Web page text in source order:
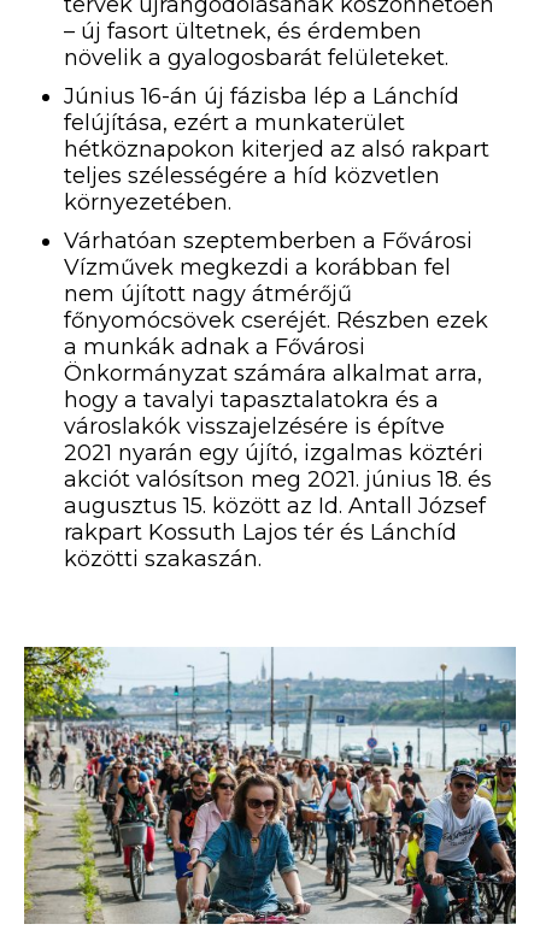
– új fasort ültetnek, és érdemben
növelik a gyalogosbarát felületeket.
Június 16-án új fázisba lép a Lánchíd
felújítása, ezért a munkaterület
hétköznapokon kiterjed az alsó rakpart
teljes szélességére a híd közvetlen
környezetében.
Várhatóan szeptemberben a Fővárosi
Vízművek megkezdi a korábban fel
nem újított nagy átmérőjű
főnyomócsövek cseréjét. Részben ezek
a munkák adnak a Fővárosi
Önkormányzat számára alkalmat arra,
hogy a tavalyi tapasztalatokra és a
városlakók visszajelzésére is építve
2021 nyarán egy újító, izgalmas köztéri
akciót valósítson meg 2021. június 18. és
augusztus 15. között az Id. Antall József
rakpart Kossuth Lajos tér és Lánchíd
közötti szakaszán.